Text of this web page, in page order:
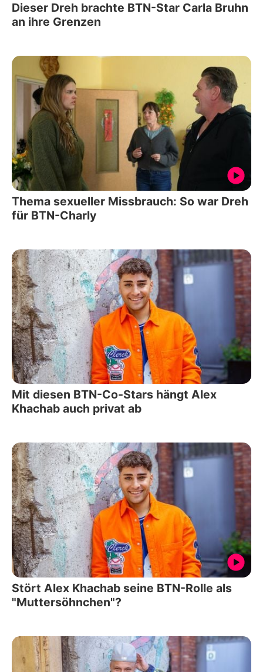
Dieser Dreh brachte BTN-Star Carla Bruhn
an ihre Grenzen
Thema sexueller Missbrauch: So war Dreh
für BTN-Charly
Mit diesen BTN-Co-Stars hängt Alex
Khachab auch privat ab
Stört Alex Khachab seine BTN-Rolle als
"Muttersöhnchen"?